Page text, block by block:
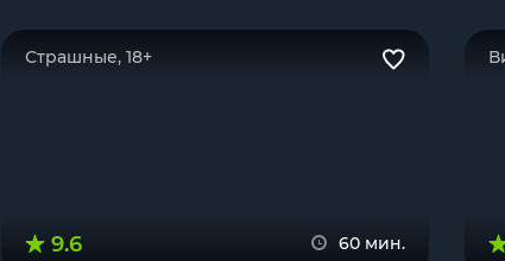
Страшные, 18+
9.6 60 мин.